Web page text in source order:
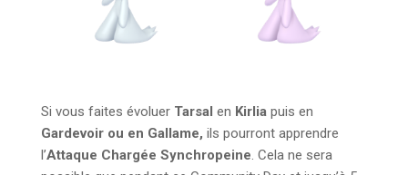
Si vous faites évoluer Tarsal en Kirlia puis en
Gardevoir ou en Gallame, ils pourront apprendre
l’Attaque Chargée Synchropeine. Cela ne sera